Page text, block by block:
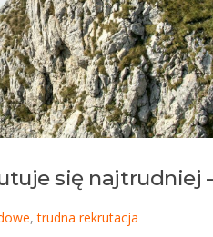
się najtrudniej
,trudna rekrutacja